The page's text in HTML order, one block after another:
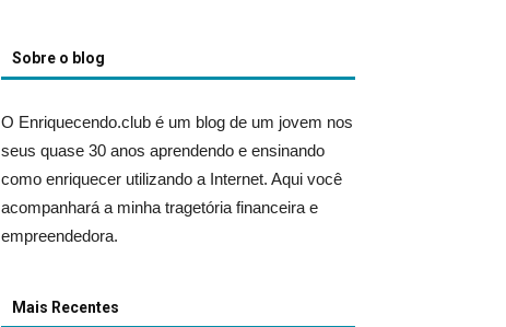
Sobre o blog
O Enriquecendo.club é um blog de um jovem nos
seus quase 30 anos aprendendo e ensinando
como enriquecer utilizando a Internet. Aqui você
acompanhará a minha tragetória financeira e
empreendedora.
Mais Recentes